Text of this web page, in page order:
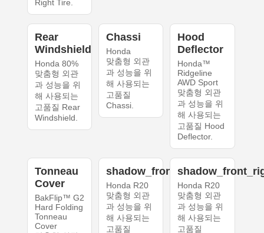
Right Tire.
Rear
Windshield
Honda 80%
맞춤형 외관
과 성능을 위
해 사용되는
고품질 Rear
Windshield.
Chassi
Honda
맞춤형 외관
과 성능을 위
해 사용되는
고품질
Chassi.
Hood
Deflector
Honda™
Ridgeline
AWD Sport
맞춤형 외관
과 성능을 위
해 사용되는
고품질 Hood
Deflector.
Tonneau
Cover
BakFlip™ G2
Hard Folding
Tonneau
Cover
shadow_front_left
Honda R20
맞춤형 외관
과 성능을 위
해 사용되는
고품질
Honda R20
맞춤형 외관
과 성능을 위
해 사용되는
고품질